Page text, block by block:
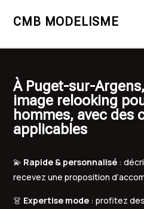
CMB MODELISME
À Puget-sur-
image relooking
hommes, avec des
applicables
💫 Rapide & personnalisé :
recevez une proposition
👗 Expertise mode : profitez